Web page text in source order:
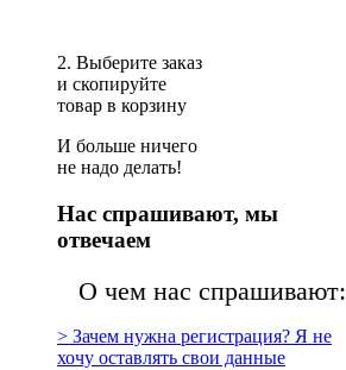
2. Выберите заказ
и скопируйте
товар в корзину
И больше ничего
не надо делать!
Нас спрашивают, мы
отвечаем
О чем нас спрашивают:
> Зачем нужна регистрация? Я не
хочу оставлять свои данные